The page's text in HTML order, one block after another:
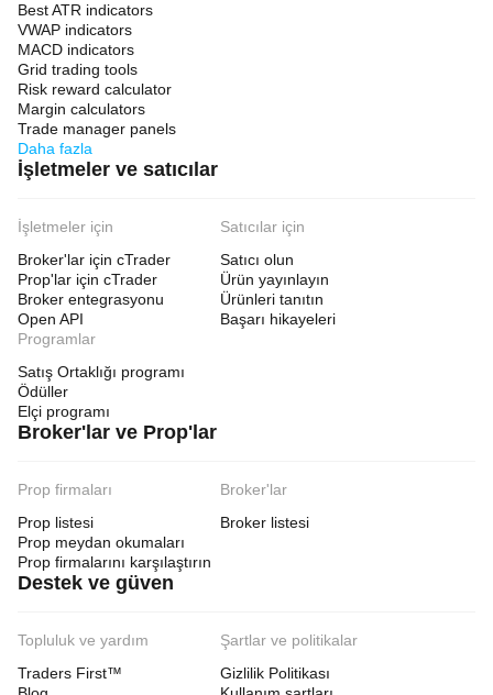
Best ATR indicators
VWAP indicators
MACD indicators
Grid trading tools
Risk reward calculator
Margin calculators
Trade manager panels
Daha fazla
İşletmeler ve satıcılar
İşletmeler için
Broker'lar için cTrader
Prop'lar için cTrader
Broker entegrasyonu
Open API
Satıcılar için
Satıcı olun
Ürün yayınlayın
Ürünleri tanıtın
Başarı hikayeleri
Programlar
Satış Ortaklığı programı
Ödüller
Elçi programı
Broker'lar ve Prop'lar
Prop firmaları
Prop listesi
Prop meydan okumaları
Prop firmalarını karşılaştırın
Broker'lar
Broker listesi
Destek ve güven
Topluluk ve yardım
Traders First™
Şartlar ve politikalar
Gizlilik Politikası